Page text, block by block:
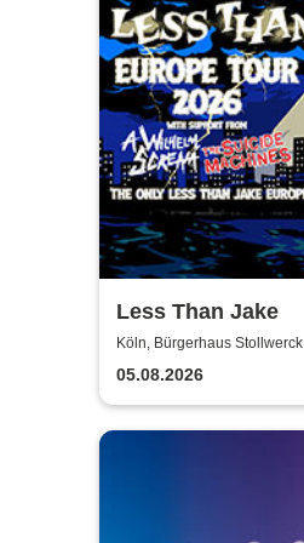
Less Than Jake
Köln, Bürgerhaus Stollwerck
05.08.2026